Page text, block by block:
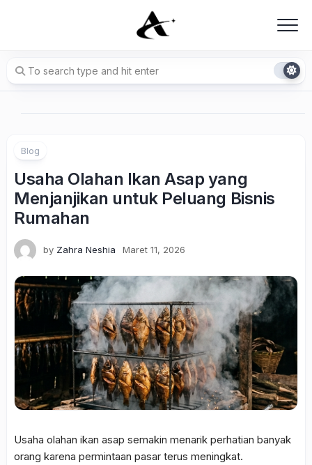
Blog
Usaha Olahan Ikan Asap yang
Menjanjikan untuk Peluang Bisnis
Rumahan
by Zahra Neshia Maret 11, 2026
Usaha olahan ikan asap semakin menarik perhatian banyak
orang karena permintaan pasar terus meningkat.